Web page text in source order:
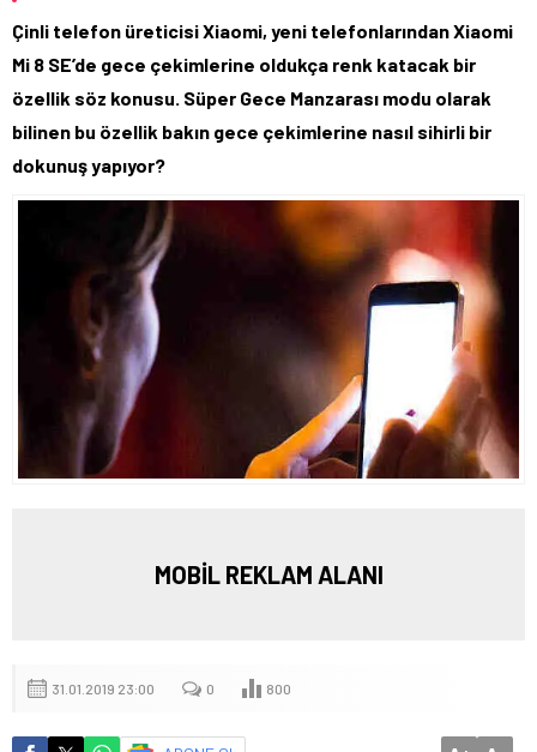
Çinli telefon üreticisi Xiaomi, yeni telefonlarından Xiaomi
Mi 8 SE’de gece çekimlerine oldukça renk katacak bir
özellik söz konusu. Süper Gece Manzarası modu olarak
bilinen bu özellik bakın gece çekimlerine nasıl sihirli bir
dokunuş yapıyor?
MOBİL REKLAM ALANI
31.01.2019 23:00 0 800